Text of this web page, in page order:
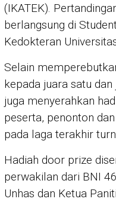
(IKATEK).
berlangsung di
Kedokteran
Selain
kepada juara satu
juga menyerahkan
peserta, penonton
pada laga terakhir
Hadiah door prize
perwakilan dari BNI
Unhas dan Ketua